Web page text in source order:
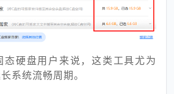
态硬盘用户来说，这类工具尤为
系统流畅周期。